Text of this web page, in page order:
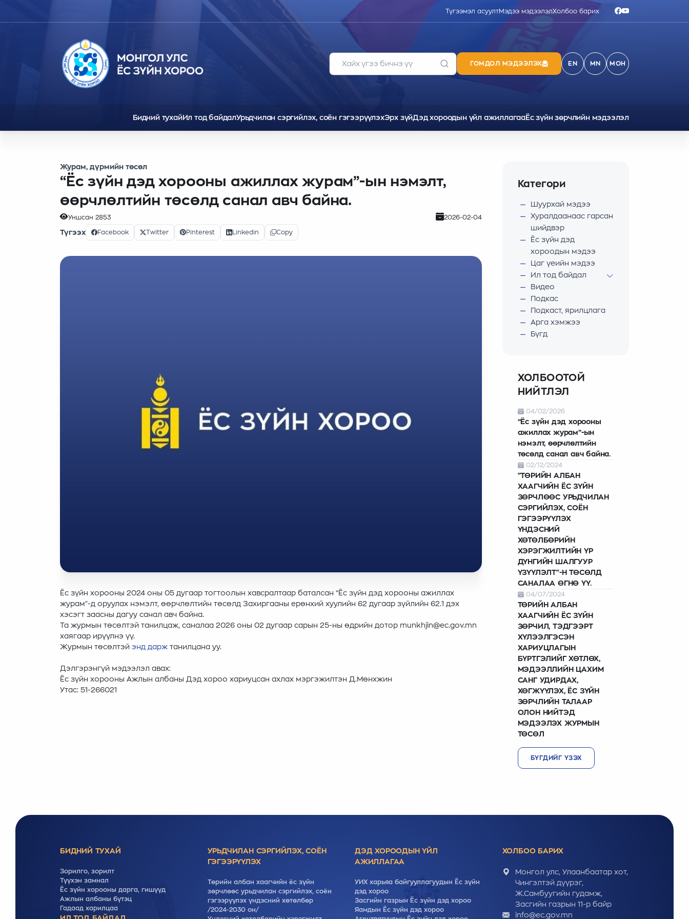
Түгээмэл асуултМэдээ мэдээлэлХолбоо барих
ГОМДОЛ МЭДЭЭЛЭХ EN MN МОН
Бидний тухайИл тод байдалУрьдчилан сэргийлэх, соён гэгээрүүлэхЭрх зүйДэд хороодын үйл ажиллагааЁс зүйн зөрчлийн мэдээлэл
Журам, дүрмийн төсөл
“Ёс зүйн дэд хорооны ажиллах журам”-ын нэмэлт,
өөрчлөлтийн төсөлд санал авч байна.
Уншсан 2853 2026-02-04
Түгээх Facebook Twitter Pinterest Linkedin Copy
Ёс зүйн хорооны 2024 оны 05 дугаар тогтоолын хавсралтаар баталсан “Ёс зүйн дэд хорооны ажиллах
журам"-д оруулах нэмэлт, өөрчлөлтийн төсөлд Захиргааны ерөнхий хуулийн 62 дугаар зүйлийн 62.1 дэх
хэсэгт заасны дагуу санал авч байна.
Та журмын төсөлтэй танилцаж, саналаа 2026 оны 02 дугаар сарын 25-ны өдрийн дотор munkhjin@ec.gov.mn
хаягаар ирүүлнэ үү.
Журмын төсөлтэй энд дарж танилцана уу.
Дэлгэрэнгүй мэдээлэл авах:
Ёс зүйн хорооны Ажлын албаны Дэд хороо хариуцсан ахлах мэргэжилтэн Д.Мөнхжин
Утас: 51-266021
Категори
Шуурхай мэдээ
Хуралдаанаас гарсан
шийдвэр
Ёс зүйн дэд
хороодын мэдээ
Цаг үеийн мэдээ
Ил тод байдал
Видео
Подкас
Подкаст, ярилцлага
Арга хэмжээ
Бүгд
ХОЛБООТОЙ
НИЙТЛЭЛ
04/02/2026
“Ёс зүйн дэд хорооны
ажиллах журам”-ын
нэмэлт, өөрчлөлтийн
төсөлд санал авч байна.
02/12/2024
"ТӨРИЙН АЛБАН
ХААГЧИЙН ЁС ЗҮЙН
ЗӨРЧЛӨӨС УРЬДЧИЛАН
СЭРГИЙЛЭХ, СОЁН
ГЭГЭЭРҮҮЛЭХ
ҮНДЭСНИЙ
ХӨТӨЛБӨРИЙН
ХЭРЭГЖИЛТИЙН ҮР
ДҮНГИЙН ШАЛГУУР
ҮЗҮҮЛЭЛТ"-Н ТӨСӨЛД
САНАЛАА ӨГНӨ ҮҮ.
04/07/2024
ТӨРИЙН АЛБАН
ХААГЧИЙН ЁС ЗҮЙН
ЗӨРЧИЛ, ТЭДГЭЭРТ
ХҮЛЭЭЛГЭСЭН
ХАРИУЦЛАГЫН
БҮРТГЭЛИЙГ ХӨТЛӨХ,
МЭДЭЭЛЛИЙН ЦАХИМ
САНГ УДИРДАХ,
ХӨГЖҮҮЛЭХ, ЁС ЗҮЙН
ЗӨРЧЛИЙН ТАЛААР
ОЛОН НИЙТЭД
МЭДЭЭЛЭХ ЖУРМЫН
ТӨСӨЛ
БҮГДИЙГ ҮЗЭХ
БИДНИЙ ТУХАЙ
Зорилго, зорилт
Түүхэн замнал
Ёс зүйн хорооны дарга, гишүүд
Ажлын албаны бүтэц
Гадаад харилцаа
УРЬДЧИЛАН СЭРГИЙЛЭХ, СОЁН
ГЭГЭЭРҮҮЛЭХ
Төрийн албан хаагчийн ёс зүйн
зөрчлөөс урьдчилан сэргийлэх, соён
гэгээрүүлэх үндэсний хөтөлбөр
/2024-2030 он/
ДЭД ХОРООДЫН ҮЙЛ
АЖИЛЛАГАА
УИХ харьяа байгууллагуудын Ёс зүйн
дэд хороо
Засгийн газрын Ёс зүйн дэд хороо
Яамдын Ёс зүйн дэд хороо
ХОЛБОО БАРИХ
Монгол улс, Улаанбаатар хот,
Чингэлтэй дүүрэг,
Ж.Самбуугийн гудамж,
Засгийн газрын 11-р байр
info@ec.gov.mn